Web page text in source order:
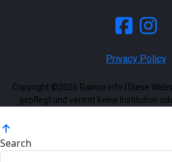
Privacy Policy
Copyright ©2026 Rainca.info | Diese
gepflegt und vertritt keine Institution
Search